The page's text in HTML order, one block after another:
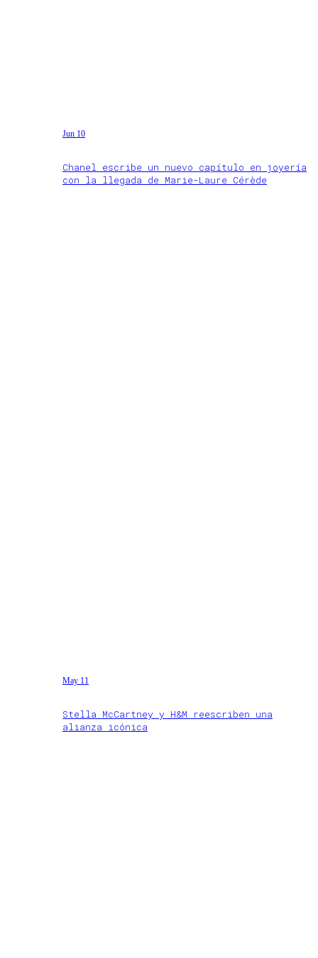
Jun 10
Chanel escribe un nuevo capítulo en joyería
con la llegada de Marie-Laure Cérède
May 11
Stella McCartney y H&M reescriben una
alianza icónica